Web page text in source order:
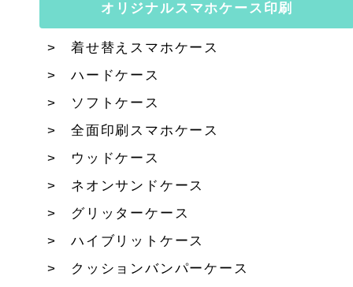
オリジナルスマホケース印刷
着せ替えスマホケース
ハードケース
ソフトケース
全面印刷スマホケース
ウッドケース
ネオンサンドケース
グリッターケース
ハイブリットケース
クッションバンパーケース